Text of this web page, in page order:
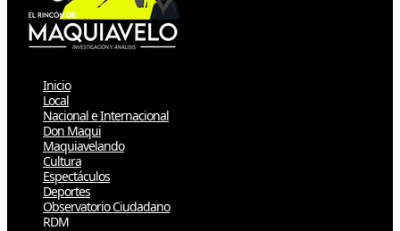
Inicio
Local
Nacional e Internacional
Don Maqui
Maquiavelando
Cultura
Espectáculos
Deportes
Observatorio Ciudadano
RDM